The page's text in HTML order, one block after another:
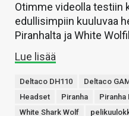
Otimme videolla testiin
edullisimpiin kuuluvaa
Piranhalta ja White
Lue lisää
Deltaco DH110 Deltaco
Headset
Piranha Piranha
White Shark Wolf